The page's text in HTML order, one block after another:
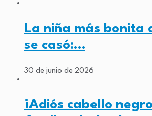
La niña más bonita
se casó:…
30 de junio de 2026
¡Adiós cabello